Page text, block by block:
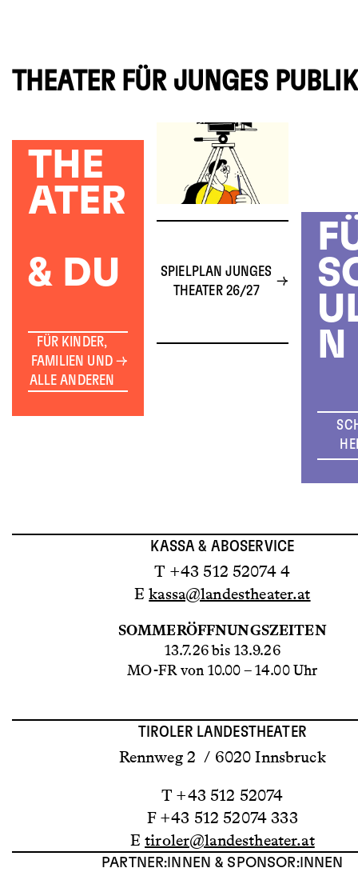
THEATER FÜR JUNGES
THE
ATER
& DU
FÜR KINDER,
FAMILIEN UND
ALLE ANDEREN
SPIELPLAN JUNGES
THEATER 26/27
N
KASSA & ABOSERVICE
T +43 512 52074 4
Ekassa@landestheater.at
SOMMERÖFFNUNGSZEITEN
13.7.26 bis 13.9.26
MO-FR von 10.00 – 14.00 Uhr
TIROLER LANDESTHEATER
Rennweg 2 / 6020 Innsbruck
T +43 512 52074
F +43 512 52074 333
Etiroler@landestheater.at
PARTNER:INNEN & SPONSOR:INNEN